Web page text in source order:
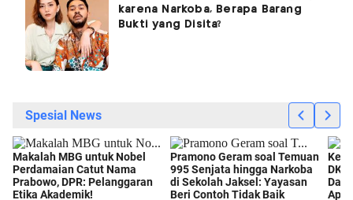
karena Narkoba, Berapa Barang
Bukti yang Disita?